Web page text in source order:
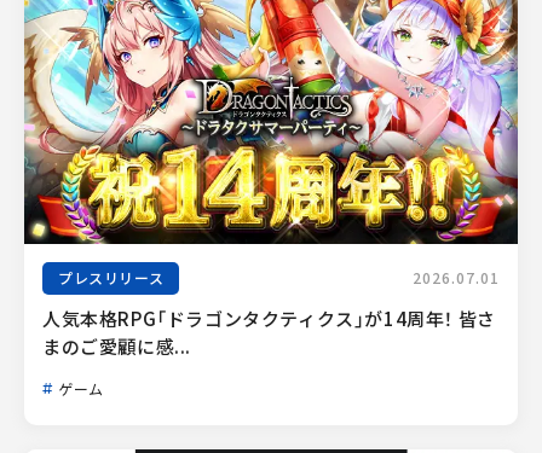
プレスリリース 2026.07.01
人気本格RPG「ドラゴンタクティクス」が14周年！ 皆さ
まのご愛顧に感...
ゲーム